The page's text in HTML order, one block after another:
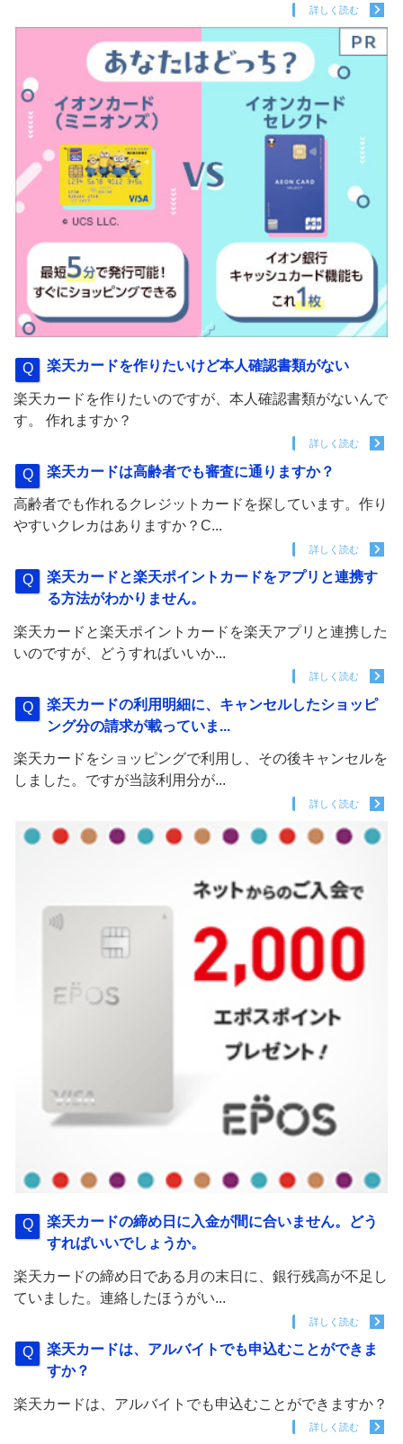
詳しく読む
楽天カードを作りたいけど本人確認書類がない
楽天カードを作りたいのですが、本人確認書類がないんで
す。 作れますか？
詳しく読む
楽天カードは高齢者でも審査に通りますか？
高齢者でも作れるクレジットカードを探しています。作り
やすいクレカはありますか？C...
詳しく読む
楽天カードと楽天ポイントカードをアプリと連携す
る方法がわかりません。
楽天カードと楽天ポイントカードを楽天アプリと連携した
いのですが、どうすればいいか...
詳しく読む
楽天カードの利用明細に、キャンセルしたショッピ
ング分の請求が載っていま...
楽天カードをショッピングで利用し、その後キャンセルを
しました。ですが当該利用分が...
詳しく読む
楽天カードの締め日に入金が間に合いません。どう
すればいいでしょうか。
楽天カードの締め日である月の末日に、銀行残高が不足し
ていました。連絡したほうがい...
詳しく読む
楽天カードは、アルバイトでも申込むことができま
すか？
楽天カードは、アルバイトでも申込むことができますか？
詳しく読む